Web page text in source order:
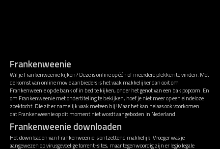
Frankenweenie
Wil je Frankenweenie kijken? Deze is online op één of meerdere plekken te vinden. Met
de komst van online movie aanbieders is het vaak makkelijker dan ooit om
Frankenweenie op de bank of in bed te kijken, onder het genot van een bak popcorn. En
om Frankenweenie met ondertiteling te bekijken, hoef je niet meer op een eindeloze
zoektocht. Die zit er namelijk vaak meteen bij! Maar het kan helaas ook voorkomen
dat Frankenweenie op dit moment niet wordt aangeboden in Nederland.
Frankenweenie downloaden
Het downloaden van Frankenweenie is ontzettend makkelijk. Vroeger was je
aangewezen op virusgevoelige torrent-sites, maar tegenwoordig zijn er legio legale